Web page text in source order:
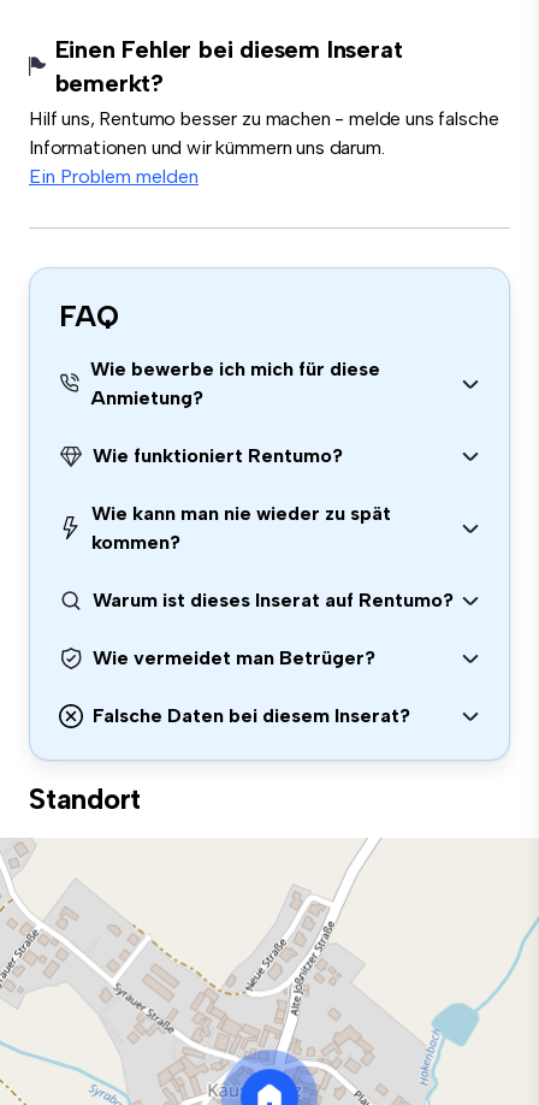
Einen Fehler bei diesem Inserat
bemerkt?
Hilf uns, Rentumo besser zu machen - melde uns falsche
Informationen und wir kümmern uns darum.
Ein Problem melden
FAQ
Wie bewerbe ich mich für diese
Anmietung?
Wie funktioniert Rentumo?
Wie kann man nie wieder zu spät
kommen?
Warum ist dieses Inserat auf Rentumo?
Wie vermeidet man Betrüger?
Falsche Daten bei diesem Inserat?
Standort